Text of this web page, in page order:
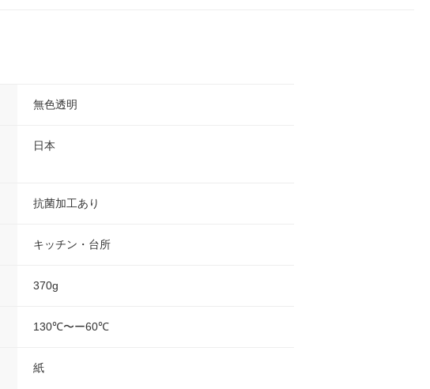
無色透明
日本
抗菌加工あり
キッチン・台所
370g
130℃〜ー60℃
紙